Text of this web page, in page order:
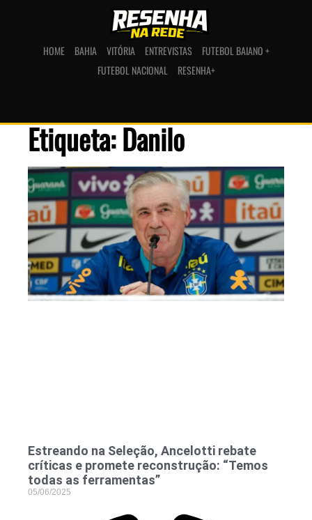
HOME BAHIA VITÓRIA ENTREVISTAS
FUTEBOL BAIANO +
FUTEBOL NACIONAL
RESENHA+
Etiqueta: Danilo
Estreando na Seleção, Ancelotti rebate
críticas e promete reconstrução: “Temos
todas as ferramentas”
05/06/2025